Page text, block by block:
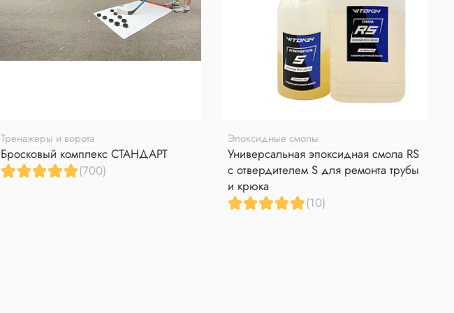
Тренажеры и ворота
Бросковый комплекс СТАНДАРТ
(700)
Эпоксидные смолы
Универсальная эпоксидная смола RS
с отвердителем S для ремонта трубы
и крюка
(10)